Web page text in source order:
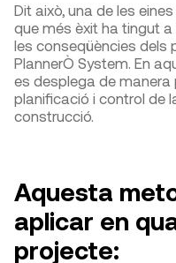
Dit això, una de les
que més èxit ha tingut a
les conseqüències dels
PlannerÒ System. En
es desplega de
planificació i control de
construcció.
Aquesta
aplicar en
projecte: